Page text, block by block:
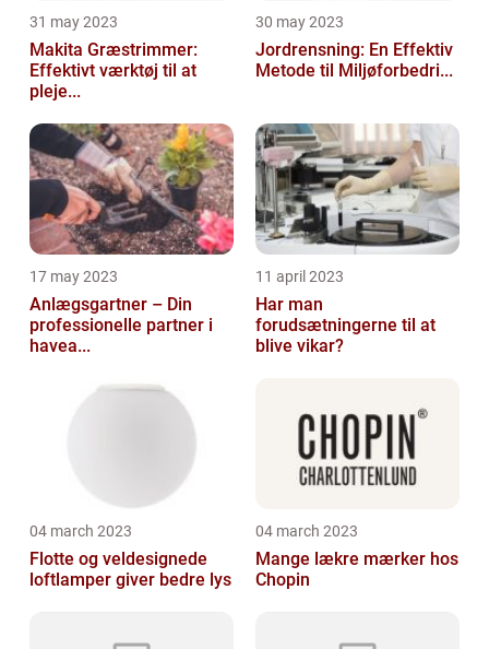
31 may 2023
Makita Græstrimmer:
Effektivt værktøj til at
pleje...
30 may 2023
Jordrensning: En Effektiv
Metode til Miljøforbedri...
17 may 2023
Anlægsgartner – Din
professionelle partner i
havea...
11 april 2023
Har man
forudsætningerne til at
blive vikar?
04 march 2023
Flotte og veldesignede
loftlamper giver bedre lys
04 march 2023
Mange lækre mærker hos
Chopin